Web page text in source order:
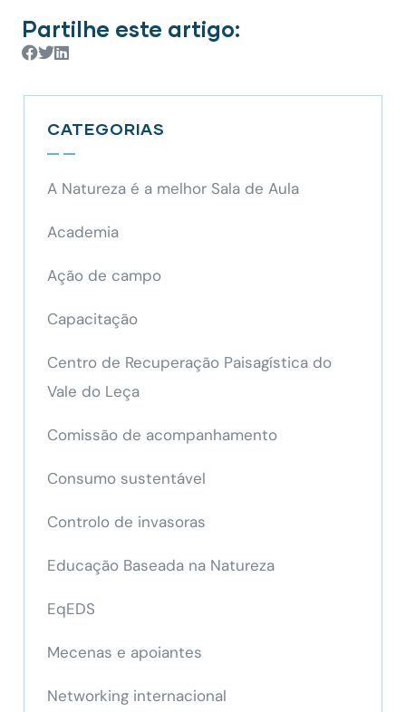
Partilhe este artigo:
CATEGORIAS
A Natureza é a melhor Sala de Aula
Academia
Ação de campo
Capacitação
Centro de Recuperação Paisagística do
Vale do Leça
Comissão de acompanhamento
Consumo sustentável
Controlo de invasoras
Educação Baseada na Natureza
EqEDS
Mecenas e apoiantes
Networking internacional